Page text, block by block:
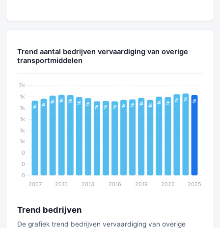
Trend aantal bedrijven vervaardiging van overige
transportmiddelen
Trend bedrijven
De grafiek trend bedrijven vervaardiging van overige